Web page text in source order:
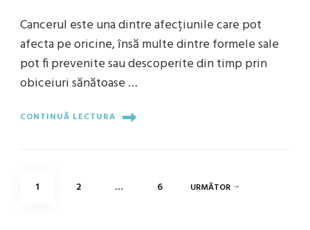
Cancerul este una dintre afecțiunile care pot
afecta pe oricine, însă multe dintre formele sale
pot fi prevenite sau descoperite din timp prin
obiceiuri sănătoase …
CONTINUĂ LECTURA
Paginație
PAGINĂ
1 PAGINĂ
2 … PAGINĂ
6 URMĂTOR